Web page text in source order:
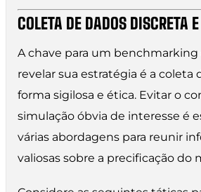
COLETA DE DADOS DISCRETA
A chave para um benchmarking
revelar sua estratégia é a coleta
forma sigilosa e ética. Evitar o
simulação óbvia de interesse é
várias abordagens para reunir
valiosas sobre a precificação do